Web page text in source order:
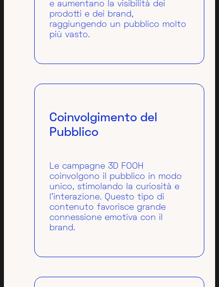
e aumentano la visibilità dei
prodotti e dei brand,
raggiungendo un pubblico molto
più vasto.
Coinvolgimento del
Pubblico
Le campagne 3D FOOH
coinvolgono il pubblico in modo
unico, stimolando la curiosità e
l'interazione. Questo tipo di
contenuto favorisce grande
connessione emotiva con il
brand.